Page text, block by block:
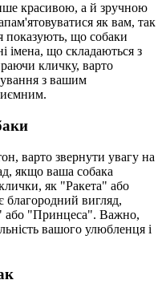
красивою, а й зручною
як вам, так
що собаки
імена, що складаються з
кличку, варто
з вашим
варто звернути увагу на
якщо ваша собака
як "Ракета" або
вигляд,
або "Принцеса". Важно,
вашого улюбленця і